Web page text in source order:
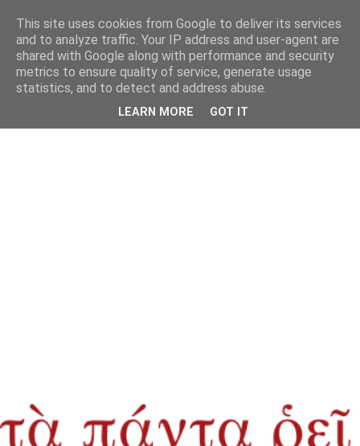
This site uses cookies from Google to deliver its services
and to analyze traffic. Your IP address and user-agent are
shared with Google along with performance and security
metrics to ensure quality of service, generate usage
statistics, and to detect and address abuse.
LEARN MORE GOT IT